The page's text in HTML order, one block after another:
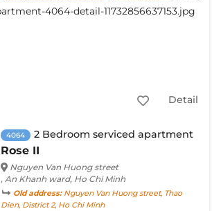
Detail
4064 2 Bedroom serviced apartment
Rose II
Nguyen Van Huong street
, An Khanh ward, Ho Chi Minh
Old address:Nguyen Van Huong street, Thao
Dien, District 2, Ho Chi Minh